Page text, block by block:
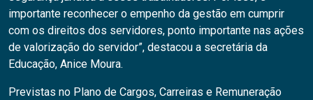
importante reconhecer o empenho da gestão em cumprir
com os direitos dos servidores, ponto importante nas ações
de valorização do servidor”, destacou a secretária da
Educação, Anice Moura.
Previstas no Plano de Cargos, Carreiras e Remuneração